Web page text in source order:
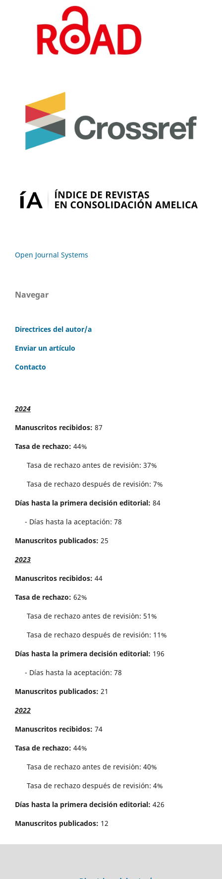
Open Journal Systems
Navegar
Directrices del autor/a
Enviar un artículo
Contacto
2024
Manuscritos recibidos: 87
Tasa de rechazo: 44%
Tasa de rechazo antes de revisi´on: 37%
Tasa de rechazo después de revisión: 7%
Días hasta la primera decisión editorial: 84
- Días hasta la aceptación: 78
Manuscritos publicados: 25
2023
Manuscritos recibidos: 44
Tasa de rechazo: 62%
Tasa de rechazo antes de revisi´on: 51%
Tasa de rechazo después de revisión: 11%
Días hasta la primera decisión editorial: 196
- Días hasta la aceptación: 78
Manuscritos publicados: 21
2022
Manuscritos recibidos: 74
Tasa de rechazo: 44%
Tasa de rechazo antes de revisi´on: 40%
Tasa de rechazo después de revisión: 4%
Días hasta la primera decisión editorial: 426
Manuscritos publicados: 12